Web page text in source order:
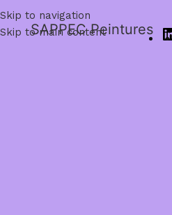
Skip to navigation
Skip to main content
SAPPEC Peintures